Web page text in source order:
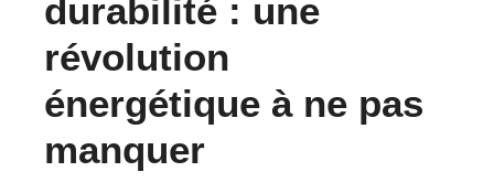
durabilité : une
révolution
énergétique à ne pas
manquer